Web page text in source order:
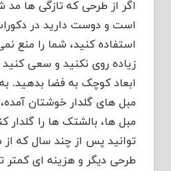
اگر از طرحی که تازگی ها
است و دوست دارید در
استفاده کنید، شما را منع
زیاده روی نکنید و سعی کنید
ابعاد کوچک به فضا بدهید.
مبل های گلدار خوشتان
مبل ها، بالشتک ها را
توانید پس از چند سال که از
طرحی دیگر و هزینه ای کمتر